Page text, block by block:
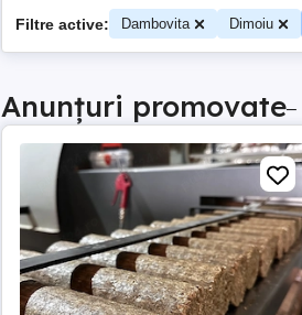
Filtre active: Dambovita Dimoiu
Anunțuri promovate–